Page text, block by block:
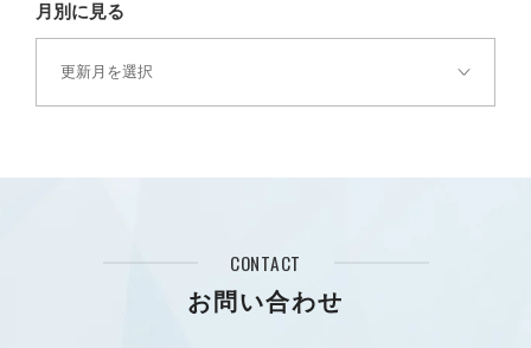
月別に見る
CONTACT
お問い合わせ